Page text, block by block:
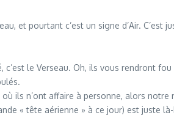
et pourtant c’est un signe d’Air.
c’est le Verseau. Oh, ils vous rendront
ils n’ont affaire à personne, alors
« tête aérienne » à ce jour) est juste